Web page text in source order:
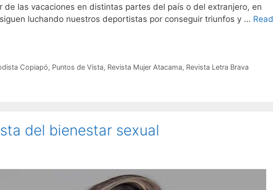
de las vacaciones en distintas partes del país o del extranjero, en
luchando nuestros deportistas por conseguir triunfos y … Read
Copiapó, Puntos de Vista, Revista Mujer Atacama, Revista Letra Brava
del bienestar sexual